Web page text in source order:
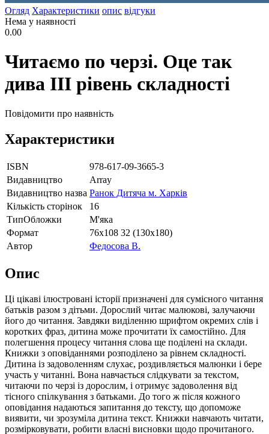
Огляд Характеристики опис відгуки
Нема у наявності
0.00
Читаємо по черзі. Оце так
дива III рівень складності
Повідомити про наявність
Характеристики
ISBN
978-617-09-3665-3
Видавництво
Array
Видавництво назва Ранок Дитяча м. Харків
Кількість сторінок
16
ТипОбложки
М'яка
Формат
76х108 32 (130х180)
Автор
Федосова В.
Опис
Ці цікаві ілюстровані історії призначені для сумісного читання
батьків разом з дітьми. Дорослий читає малюкові, залучаючи
його до читання. Завдяки виділенню шрифтом окремих слів і
коротких фраз, дитина може прочитати їх самостійно. Для
полегшення процесу читання слова ще поділені на склади.
Книжки з оповіданнями розподілено за рівнем складності.
Дитина із задоволенням слухає, роздивляється малюнки і бере
участь у читанні. Вона навчається слідкувати за текстом,
читаючи по черзі із дорослим, і отримує задоволення від
тісного спілкування з батьками. До того ж після кожного
оповідання надаються запитання до тексту, що допоможе
виявити, чи зрозуміла дитина текст. Книжки навчають читати,
розмірковувати, робити власні висновки щодо прочитаного.